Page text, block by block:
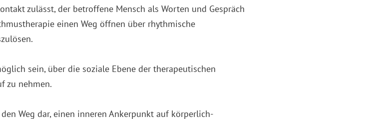
zulässt, der betroffene Mensch als Worten und Gespräch
einen Weg öffnen über rhythmische
sein, über die soziale Ebene der therapeutischen
zu nehmen.
Weg dar, einen inneren Ankerpunkt auf körperlich-